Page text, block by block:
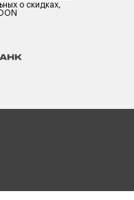
о скидках,